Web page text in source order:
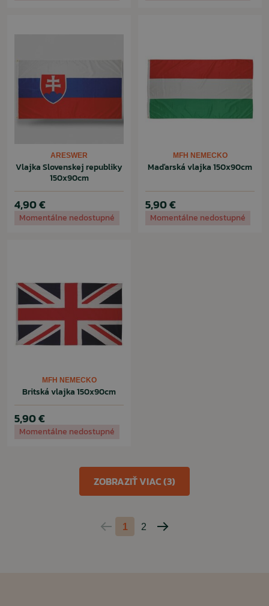
ARESWER
Vlajka Slovenskej republiky
150x90cm
4,90 €
Momentálne nedostupné
MFH NEMECKO
Maďarská vlajka 150x90cm
5,90 €
Momentálne nedostupné
MFH NEMECKO
Britská vlajka 150x90cm
5,90 €
Momentálne nedostupné
Predchádzajúca
1 2
Nasledujúca
ZOBRAZIŤ VIAC (3)